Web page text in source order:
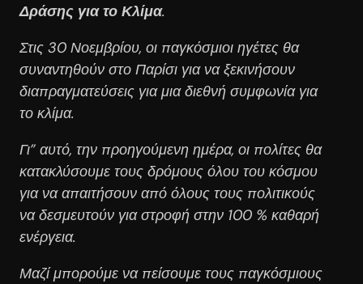
Δράσης για το Κλίμα.
Στις 30 Νοεμβρίου, οι παγκόσμιοι ηγέτες θα
συναντηθούν στο Παρίσι για να ξεκινήσουν
διαπραγματεύσεις για μια διεθνή συμφωνία για
το κλίμα.
Γι” αυτό, την προηγούμενη ημέρα, οι πολίτες θα
κατακλύσουμε τους δρόμους όλου του κόσμου
για να απαιτήσουν από όλους τους πολιτικούς
να δεσμευτούν για στροφή στην 100 % καθαρή
ενέργεια.
Μαζί μπορούμε να πείσουμε τους παγκόσμιους